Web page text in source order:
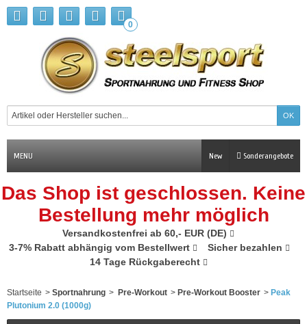
0
MENU Sonderangebote
New
Das Shop ist geschlossen. Keine
Bestellung mehr möglich
Versandkostenfrei ab 60,- EUR (DE)
3-7% Rabatt abhängig vom Bestellwert
Sicher bezahlen
14 Tage Rückgaberecht
Startseite > Sportnahrung > Pre-Workout > Pre-Workout Booster > Peak
Plutonium 2.0 (1000g)